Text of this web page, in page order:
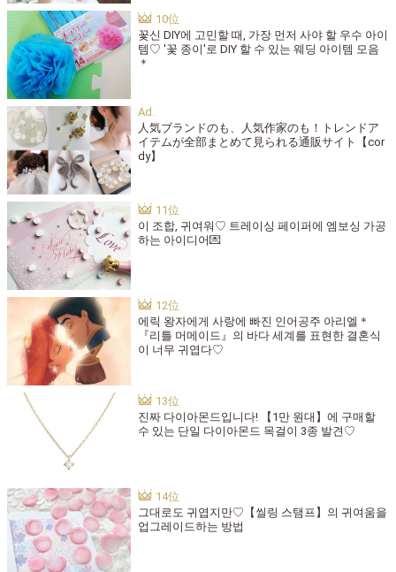
꽃신 DIY에 고민할 때, 가장 먼저 사야 할 우수 아이
템♡ '꽃 종이'로 DIY 할 수 있는 웨딩 아이템 모음
＊
人気ブランドのも、人気作家のも！トレンドア
イテムが全部まとめて見られる通販サイト【cor
dy】
이 조합, 귀여워♡ 트레이싱 페이퍼에 엠보싱 가공
하는 아이디어💌
에릭 왕자에게 사랑에 빠진 인어공주 아리엘＊
『리틀 머메이드』의 바다 세계를 표현한 결혼식
이 너무 귀엽다♡
진짜 다이아몬드입니다! 【1만 원대】에 구매할
수 있는 단일 다이아몬드 목걸이 3종 발견♡
그대로도 귀엽지만♡【씰링 스탬프】의 귀여움을
업그레이드하는 방법